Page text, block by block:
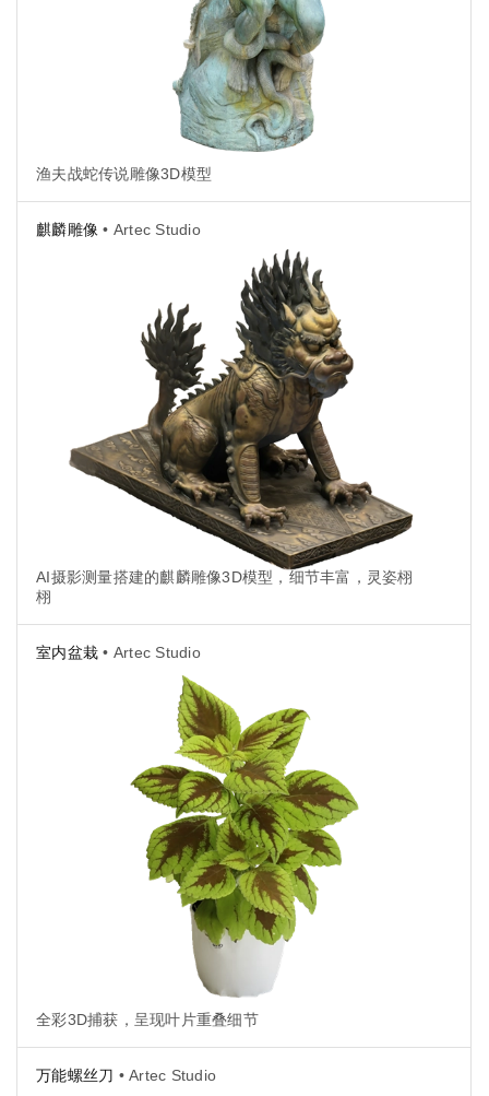
渔夫战蛇传说雕像3D模型
麒麟雕像 • Artec Studio
AI摄影测量搭建的麒麟雕像3D模型，细节丰富，灵姿栩
栩
室内盆栽 • Artec Studio
全彩3D捕获，呈现叶片重叠细节
万能螺丝刀 • Artec Studio